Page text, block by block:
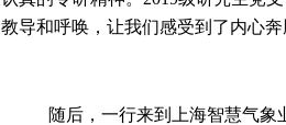
教导和呼唤，让我们感受到了内心奔
随后，一行来到上海智慧气